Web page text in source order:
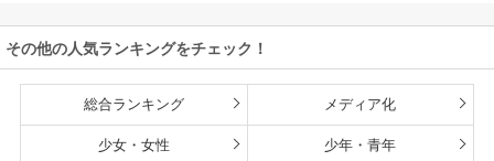
その他の人気ランキングをチェック！
総合ランキング メディア化
少女・女性 少年・青年